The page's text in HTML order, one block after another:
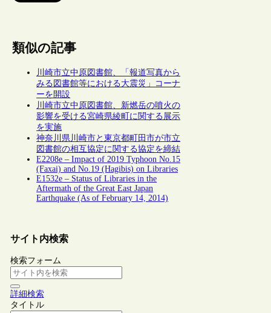
類似の記事
川崎市立中原図書館、「報道写真から
みる図書館等における大震災」コーナ
ーを開設
川崎市立中原図書館、新燃岳の噴火の
影響を受ける宮崎県綾町に関する展示
を実施
神奈川県川崎市と東京都町田市が市立
図書館の相互協定に関する協定を締結
E2208e – Impact of 2019 Typhoon No.15
(Faxai) and No.19 (Hagibis) on Libraries
E1532e – Status of Libraries in the
Aftermath of the Great East Japan
Earthquake (As of February 14, 2014)
サイト内検索
検索フォーム
詳細検索
タイトル